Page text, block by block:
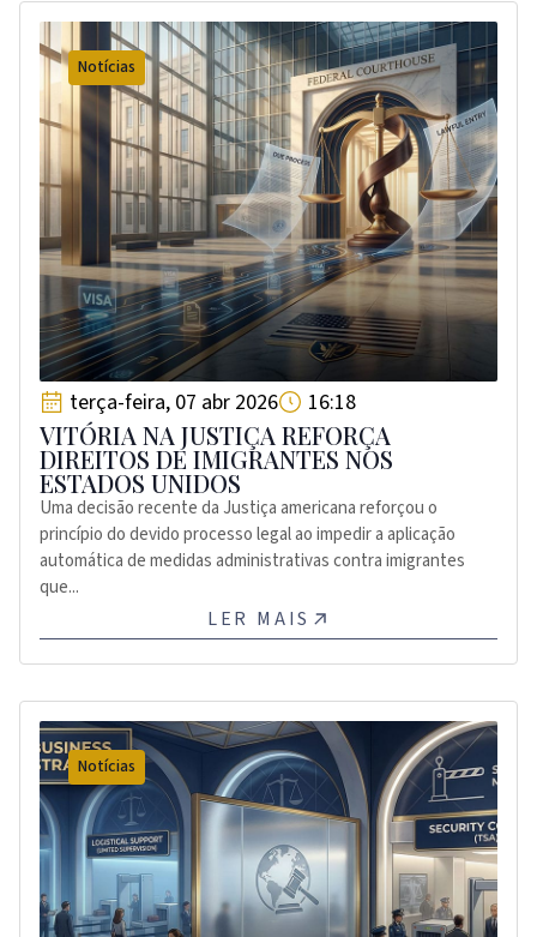
Notícias
terça-feira, 07 abr 2026 16:18
VITÓRIA NA JUSTIÇA REFORÇA
DIREITOS DE IMIGRANTES NOS
ESTADOS UNIDOS
Uma decisão recente da Justiça americana reforçou o
princípio do devido processo legal ao impedir a aplicação
automática de medidas administrativas contra imigrantes
que...
LER MAIS
Notícias